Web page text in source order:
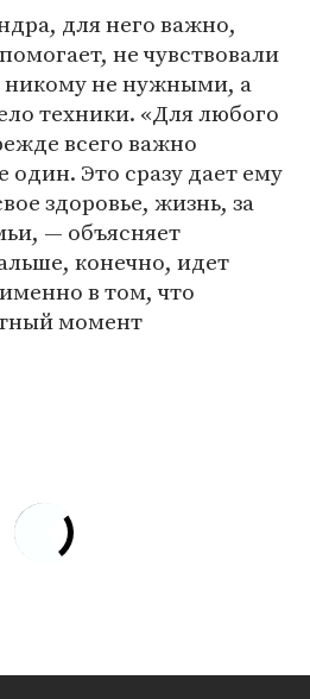
для него важно,
не чувствовали
никому не нужными, а
техники. «Для любого
всего важно
один. Это сразу дает ему
здоровье, жизнь, за
— объясняет
конечно, идет
в том, что
момент